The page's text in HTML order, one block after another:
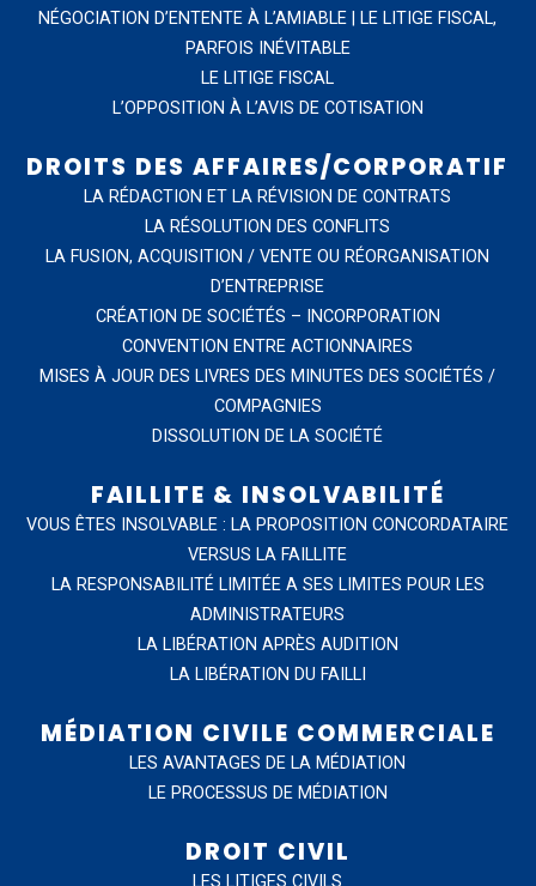
NÉGOCIATION D’ENTENTE À L’AMIABLE | LE LITIGE FISCAL,
PARFOIS INÉVITABLE
LE LITIGE FISCAL
L’OPPOSITION À L’AVIS DE COTISATION
DROITS DES AFFAIRES/CORPORATIF
LA RÉDACTION ET LA RÉVISION DE CONTRATS
LA RÉSOLUTION DES CONFLITS
LA FUSION, ACQUISITION / VENTE OU RÉORGANISATION
D’ENTREPRISE
CRÉATION DE SOCIÉTÉS – INCORPORATION
CONVENTION ENTRE ACTIONNAIRES
MISES À JOUR DES LIVRES DES MINUTES DES SOCIÉTÉS /
COMPAGNIES
DISSOLUTION DE LA SOCIÉTÉ
FAILLITE & INSOLVABILITÉ
VOUS ÊTES INSOLVABLE : LA PROPOSITION CONCORDATAIRE
VERSUS LA FAILLITE
LA RESPONSABILITÉ LIMITÉE A SES LIMITES POUR LES
ADMINISTRATEURS
LA LIBÉRATION APRÈS AUDITION
LA LIBÉRATION DU FAILLI
MÉDIATION CIVILE COMMERCIALE
LES AVANTAGES DE LA MÉDIATION
LE PROCESSUS DE MÉDIATION
DROIT CIVIL
LES LITIGES CIVILS